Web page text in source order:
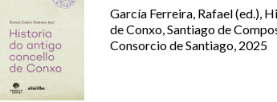
García Ferreira, Rafael (ed.),
de Conxo, Santiago de
Consorcio de Santiago, 2025